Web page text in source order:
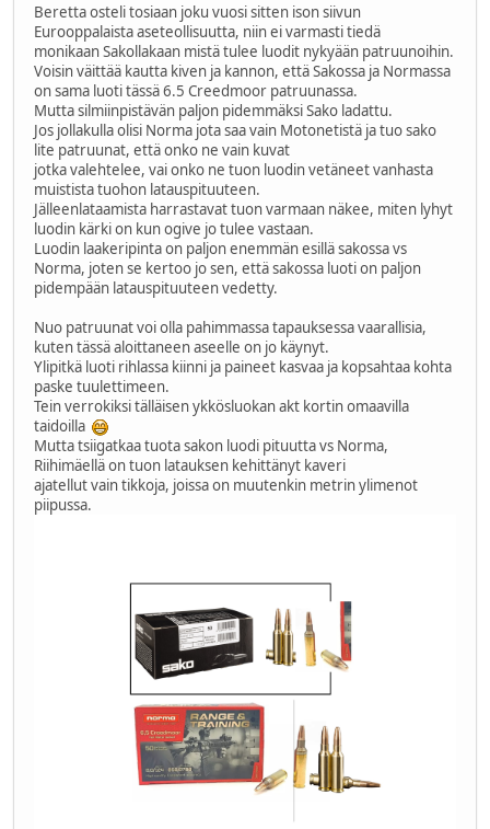
Beretta osteli tosiaan joku vuosi sitten ison siivun
Eurooppalaista aseteollisuutta, niin ei varmasti tiedä
monikaan Sakollakaan mistä tulee luodit nykyään patruunoihin.
Voisin väittää kautta kiven ja kannon, että Sakossa ja Normassa
on sama luoti tässä 6.5 Creedmoor patruunassa.
Mutta silmiinpistävän paljon pidemmäksi Sako ladattu.
Jos jollakulla olisi Norma jota saa vain Motonetistä ja tuo sako
lite patruunat, että onko ne vain kuvat
jotka valehtelee, vai onko ne tuon luodin vetäneet vanhasta
muistista tuohon latauspituuteen.
Jälleenlataamista harrastavat tuon varmaan näkee, miten lyhyt
luodin kärki on kun ogive jo tulee vastaan.
Luodin laakeripinta on paljon enemmän esillä sakossa vs
Norma, joten se kertoo jo sen, että sakossa luoti on paljon
pidempään latauspituuteen vedetty.
Nuo patruunat voi olla pahimmassa tapauksessa vaarallisia,
kuten tässä aloittaneen aseelle on jo käynyt.
Ylipitkä luoti rihlassa kiinni ja paineet kasvaa ja kopsahtaa kohta
paske tuulettimeen.
Tein verrokiksi tälläisen ykkösluokan akt kortin omaavilla
taidoilla
Mutta tsiigatkaa tuota sakon luodi pituutta vs Norma,
Riihimäellä on tuon latauksen kehittänyt kaveri
ajatellut vain tikkoja, joissa on muutenkin metrin ylimenot
piipussa.